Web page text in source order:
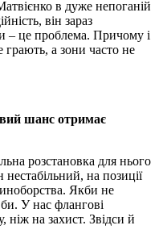
в дуже непоганій
він зараз
– це проблема. Причому і
а зони часто не
шанс отримає
розстановка для нього
на позиції
Якби не
У нас флангові
ніж на захист. Звідси й